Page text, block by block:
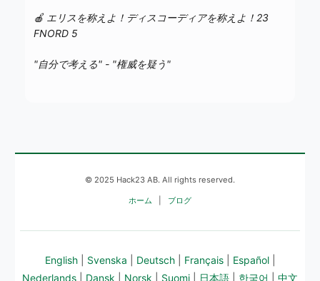
🍎 エリスを称えよ！ディスコーディアを称えよ！23
FNORD 5
"自分で考える" - "権威を疑う"
© 2025 Hack23 AB. All rights reserved.
ホーム ブログ
English| Svenska Deutsch| Français| Español|
Nederlands
Dansk Norsk Suomi 日本語 한국어 中文